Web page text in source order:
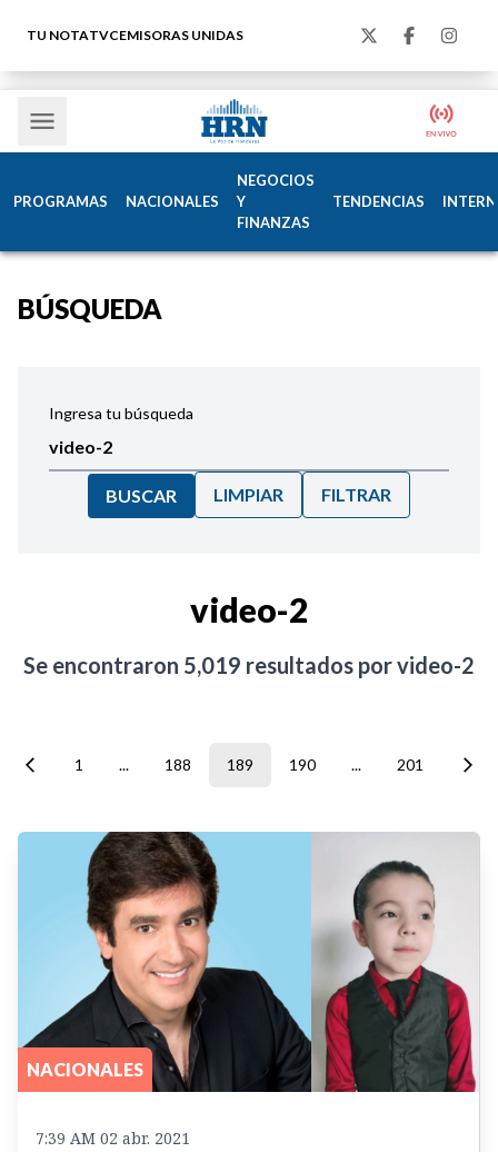
TU NOTATVCEMISORAS UNIDAS
PROGRAMAS NACIONALES
NEGOCIOS
Y
FINANZAS
TENDENCIAS
BÚSQUEDA
Ingresa tu búsqueda
BUSCAR LIMPIAR FILTRAR
video-2
Se encontraron 5,019 resultados porvideo-2
1 ... 188 189 190 ... 201
NACIONALES
7:39 AM 02 abr. 2021